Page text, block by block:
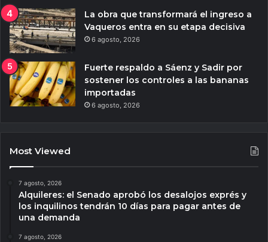
La obra que transformará el ingreso a
Vaqueros entra en su etapa decisiva
6 agosto, 2026
Fuerte respaldo a Sáenz y Sadir por
sostener los controles a las bananas
importadas
6 agosto, 2026
Most Viewed
7 agosto, 2026
Alquileres: el Senado aprobó los desalojos exprés y
los inquilinos tendrán 10 días para pagar antes de
una demanda
7 agosto, 2026